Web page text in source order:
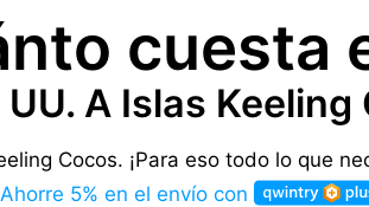
cuesta
UU. A Islas Keeling
Cocos. ¡Para eso todo lo que
Ahorre 5% en el envío con